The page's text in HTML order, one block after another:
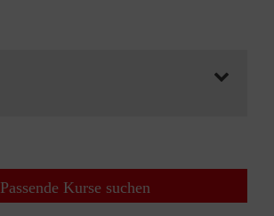
Passende Kurse suchen